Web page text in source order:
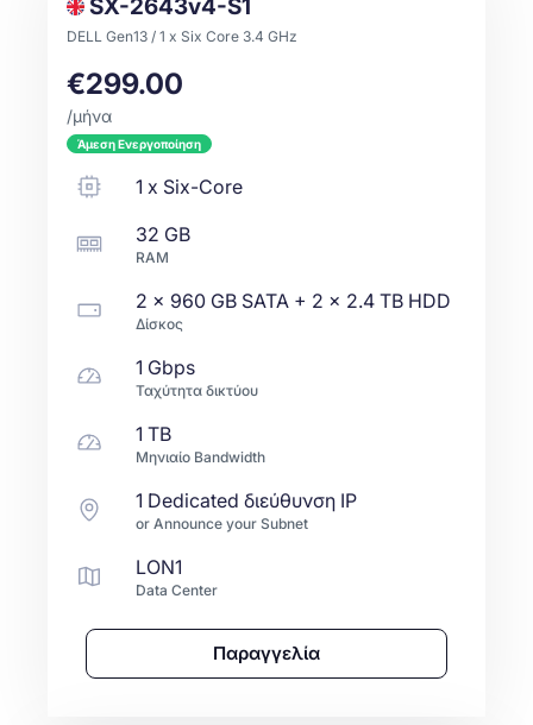
SX-2643v4-S1
DELL Gen13 / 1 x Six Core 3.4 GHz
€299.00
/μήνα
Άμεση Ενεργοποίηση
1 x Six-Core
32 GB
RAM
2 x 960 GB SATA + 2 x 2.4 TB HDD
Δίσκος
1 Gbps
Ταχύτητα δικτύου
1 TB
Μηνιαίο Bandwidth
1 Dedicated διεύθυνση IP
or Announce your Subnet
LON1
Data Center
Παραγγελία